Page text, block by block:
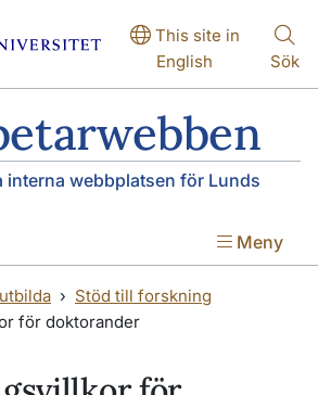
This site in
English
Sök
interna webbplatsen för Lunds
Meny
Stöd till forskning
för doktorander